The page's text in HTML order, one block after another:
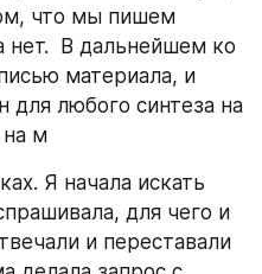
что мы пишем
нет.  В дальнейшем ко
материала, и
для любого синтеза на
на м
Я начала искать
для чего и
и переставали